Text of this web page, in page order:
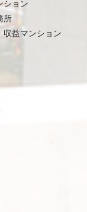
ション
所
収益マンション